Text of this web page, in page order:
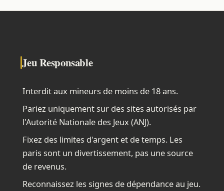
Jeu Responsable
Interdit aux mineurs de moins de 18 ans.
Pariez uniquement sur des sites autorisés par
l'Autorité Nationale des Jeux (ANJ).
Fixez des limites d'argent et de temps. Les
paris sont un divertissement, pas une source
de revenus.
Reconnaissez les signes de dépendance au jeu.